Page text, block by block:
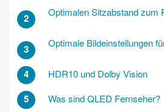
2 Optimalen Sitzabstand zum
3 Optimale Bildeinstellungen
4 HDR10 und Dolby Vision
5 Was sind QLED Fernseher?